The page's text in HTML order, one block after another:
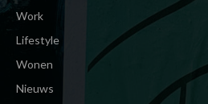
Work
Lifestyle
Wonen
Nieuws